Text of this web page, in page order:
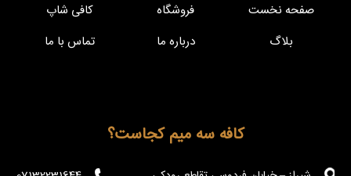
صفحه نخست فروشگاه
کافی شاپ
بلاگ
درباره ما تماس با ما
کافه سه میم کجاست؟